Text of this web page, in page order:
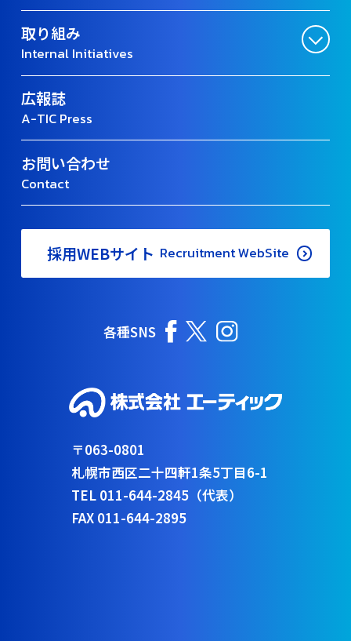
取り組み
Internal Initiatives
広報誌
A-TIC Press
お問い合わせ
Contact
採用WEBサイト Recruitment WebSite
各種SNS
〒063-0801
札幌市西区二十四軒1条5丁目6-1
TEL 011-644-2845（代表）
FAX 011-644-2895